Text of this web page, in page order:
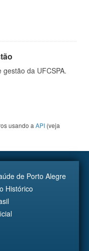
da UFCSPA.
usando a API (veja
de Porto Alegre
Histórico